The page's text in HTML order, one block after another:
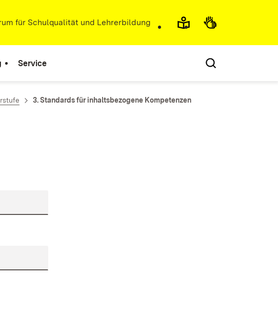
Fenster)
für Schulqualität und Lehrerbildung
Service
3. Standards für inhaltsbezogene Kompetenzen